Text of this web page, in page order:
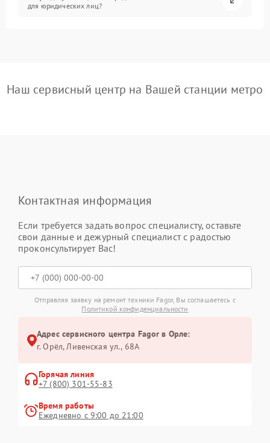
для юридических лиц?
Наш сервисный центр на Вашей станции метро
Контактная информация
Если требуется задать вопрос специалисту, оставьте
свои данные и дежурный специалист с радостью
проконсультирует Вас!
Отправляя заявку на ремонт техники Fagor, Вы соглашаетесь с
Политикой конфиденциальности
Адрес сервисного центра Fagor в Орле:
г. Орёл, Ливенская ул., 68А
Горячая линия
+7 (800) 301-55-83
Время работы
Ежедневно с 9:00 до 21:00